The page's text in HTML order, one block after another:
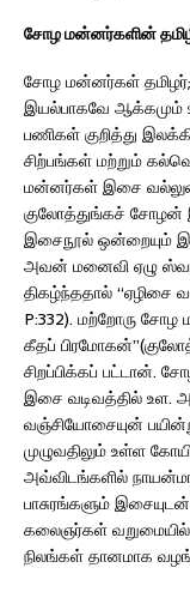
சோழ மன்னர்களின்
சோழ மன்னர்கள்
இயல்பாகவே ஆக்கமும்
பணிகள் குறித்து
சிற்பங்கள் மற்றும்
மன்னர்கள் இசை
குலோத்துங்கச் சோழன்
இசைநூல் ஒன்றையும்
அவன் மனைவி ஏழு
திகழ்ந்ததால் “ஏழிசை
P:332). மற்றோரு
கீதப்
சிறப்பிக்கப் பட்டான்.
இசை வடிவத்தில்
வஞ்சியோசையுன்
முழுவதிலும் உள்ள
அவ்விடங்களில்
பாசுரங்களும்
கலைஞர்கள் வறுமையில்
நிலங்கள் தானமாக